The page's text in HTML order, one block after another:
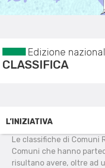
Edizione
CLASSIFICA
L’INIZIATIVA
Le classifiche di Comuni
Comuni che hanno
risultano avere, oltre ad